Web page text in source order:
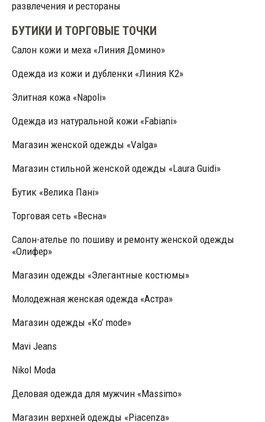
развлечения и рестораны
БУТИКИ И ТОРГОВЫЕ ТОЧКИ
Салон кожи и меха «Линия Домино»
Одежда из кожи и дубленки «Линия К2»
Элитная кожа «Napoli»
Одежда из натуральной кожи «Fabiani»
Магазин женской одежды «Valga»
Магазин стильной женской одежды «Laura Guidi»
Бутик «Велика Пані»
Торговая сеть «Весна»
Салон-ателье по пошиву и ремонту женской одежды
«Олифер»
Магазин одежды «Элегантные костюмы»
Молодежная женская одежда «Астра»
Магазин одежды «Ko’ mode»
Mavi Jeans
Nikol Moda
Деловая одежда для мужчин «Massimo»
Магазин верхней одежды «Piacenza»